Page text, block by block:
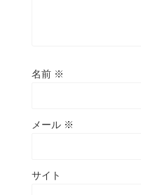
名前 ※
メール ※
サイト